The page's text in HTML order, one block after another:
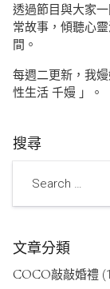
透過節目與大家
常故事，傾聽心
間。
每週二更新，我
性生活 千嫚 」。
搜尋
文章分類
COCO敲敲婚禮